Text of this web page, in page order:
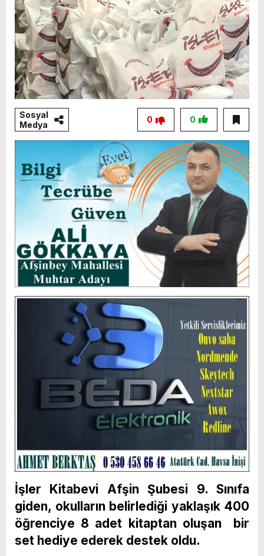
Sosyal
Medya
0
0
İşler Kitabevi Afşin Şubesi 9. Sınıfa
giden, okulların belirlediği yaklaşık 400
öğrenciye 8 adet kitaptan oluşan bir
set hediye ederek destek oldu.